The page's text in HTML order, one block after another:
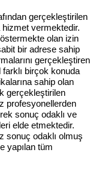
gerçekleştirilen
hizmet vermektedir.
olan izin
bir adrese sahip
gerçekleştiren
birçok konuda
sahip olan
gerçekleştirilen
profesyonellerden
sonuç odaklı ve
elde etmektedir.
sonuç odaklı olmuş
yapılan tüm